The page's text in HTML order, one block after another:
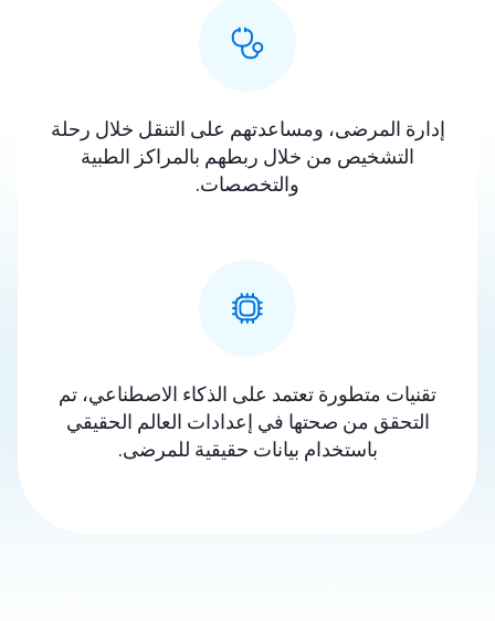
إدارة المرضى، ومساعدتهم على التنقل خلال رحلة
التشخيص من خلال ربطهم بالمراكز الطبية
والتخصصات.
تقنيات متطورة تعتمد على الذكاء الاصطناعي، تم
التحقق من صحتها في إعدادات العالم الحقيقي
باستخدام بيانات حقيقية للمرضى.